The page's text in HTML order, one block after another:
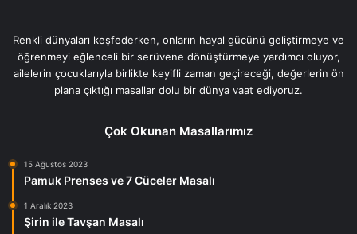
Renkli dünyaları keşfederken, onların hayal gücünü geliştirmeye ve
öğrenmeyi eğlenceli bir serüvene dönüştürmeye yardımcı oluyor,
ailelerin çocuklarıyla birlikte keyifli zaman geçireceği, değerlerin ön
plana çıktığı masallar dolu bir dünya vaat ediyoruz.
Çok Okunan Masallarımız
15 Ağustos 2023
Pamuk Prenses ve 7 Cüceler Masalı
1 Aralık 2023
Şirin ile Tavşan Masalı